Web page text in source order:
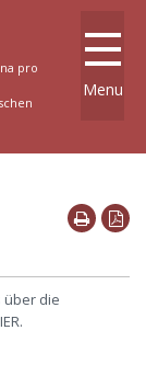
pro
über die
Menu